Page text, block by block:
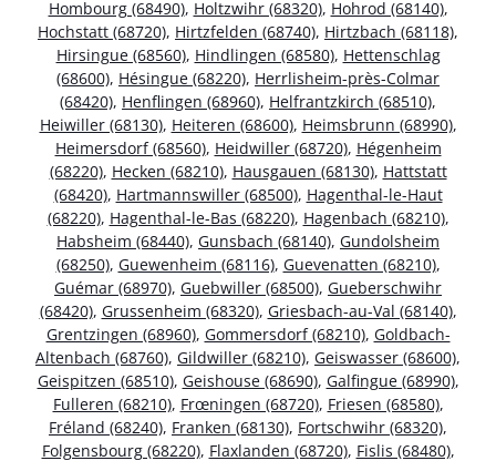
Hombourg (68490), Holtzwihr (68320), Hohrod (68140),
Hochstatt (68720), Hirtzfelden (68740), Hirtzbach (68118),
Hirsingue (68560), Hindlingen (68580), Hettenschlag
(68600), Hésingue (68220), Herrlisheim-près-Colmar
(68420), Henflingen (68960), Helfrantzkirch (68510),
Heiwiller (68130), Heiteren (68600), Heimsbrunn (68990),
Heimersdorf (68560), Heidwiller (68720), Hégenheim
(68220), Hecken (68210), Hausgauen (68130), Hattstatt
(68420), Hartmannswiller (68500), Hagenthal-le-Haut
(68220), Hagenthal-le-Bas (68220), Hagenbach (68210),
Habsheim (68440), Gunsbach (68140), Gundolsheim
(68250), Guewenheim (68116), Guevenatten (68210),
Guémar (68970), Guebwiller (68500), Gueberschwihr
(68420), Grussenheim (68320), Griesbach-au-Val (68140),
Grentzingen (68960), Gommersdorf (68210), Goldbach-
Altenbach (68760), Gildwiller (68210), Geiswasser (68600),
Geispitzen (68510), Geishouse (68690), Galfingue (68990),
Fulleren (68210), Frœningen (68720), Friesen (68580),
Fréland (68240), Franken (68130), Fortschwihr (68320),
Folgensbourg (68220), Flaxlanden (68720), Fislis (68480),